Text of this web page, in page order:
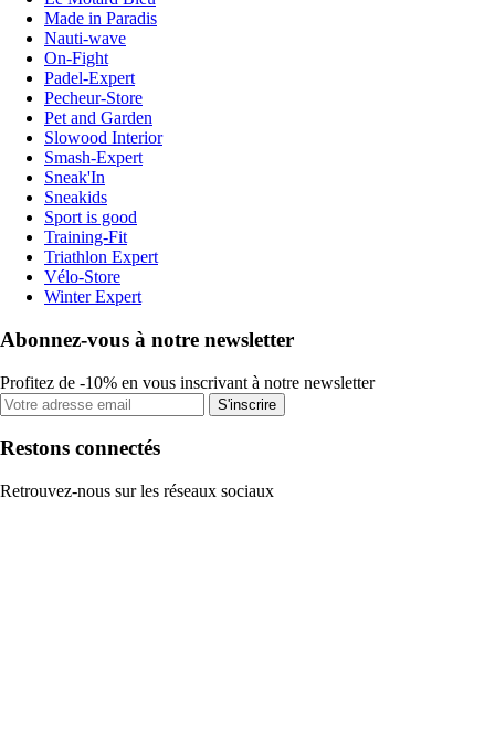
Made in Paradis
Nauti-wave
On-Fight
Padel-Expert
Pecheur-Store
Pet and Garden
Slowood Interior
Smash-Expert
Sneak'In
Sneakids
Sport is good
Training-Fit
Triathlon Expert
Vélo-Store
Winter Expert
Abonnez-vous à notre newsletter
Profitez de -10% en vous inscrivant à notre newsletter
S'inscrire
Restons connectés
Retrouvez-nous sur les réseaux sociaux